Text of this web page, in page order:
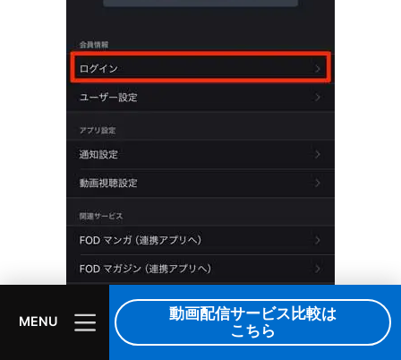
MENU
動画配信サービス比較は
こちら